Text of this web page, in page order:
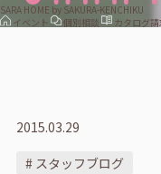
SARA HOME by SAKURA-KENCHIKU
イベント
個別相談 カタログ請
2015.03.29
# スタッフブログ